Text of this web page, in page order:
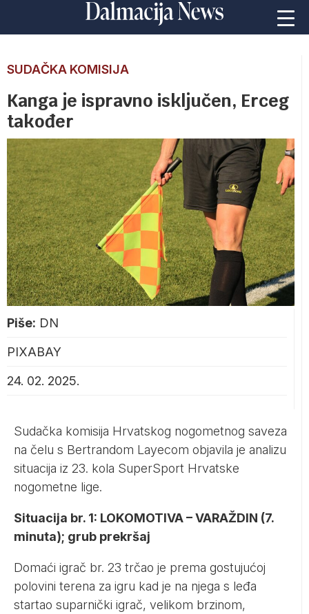
SUDAČKA KOMISIJA
Kanga je ispravno isključen, Erceg
također
Piše: DN
PIXABAY
24. 02. 2025.
Sudačka komisija Hrvatskog nogometnog saveza
na čelu s Bertrandom Layecom objavila je analizu
situacija iz 23. kola SuperSport Hrvatske
nogometne lige.
Situacija br. 1: LOKOMOTIVA – VARAŽDIN (7.
minuta); grub prekršaj
Domaći igrač br. 23 trčao je prema gostujućoj
polovini terena za igru kad je na njega s leđa
startao suparnički igrač, velikom brzinom,